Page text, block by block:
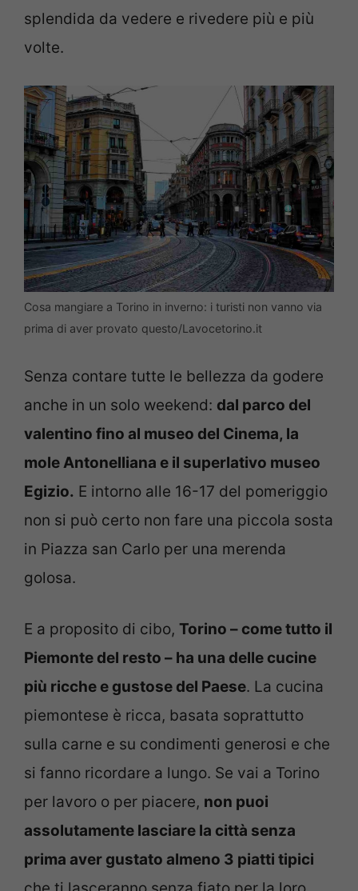
splendida da vedere e rivedere più e più
volte.
Cosa mangiare a Torino in inverno: i turisti non vanno via
prima di aver provato questo/Lavocetorino.it
Senza contare tutte le bellezza da godere
anche in un solo weekend: dal parco del
valentino fino al museo del Cinema, la
mole Antonelliana e il superlativo museo
Egizio. E intorno alle 16-17 del pomeriggio
non si può certo non fare una piccola sosta
in Piazza san Carlo per una merenda
golosa.
E a proposito di cibo, Torino – come tutto il
Piemonte del resto – ha una delle cucine
più ricche e gustose del Paese. La cucina
piemontese è ricca, basata soprattutto
sulla carne e su condimenti generosi e che
si fanno ricordare a lungo. Se vai a Torino
per lavoro o per piacere, non puoi
assolutamente lasciare la città senza
prima aver gustato almeno 3 piatti tipici